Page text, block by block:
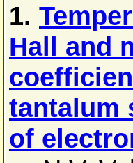
1.
Hall and
tantalum
of